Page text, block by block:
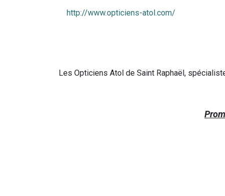
http://www.opticiens-atol.com/
Les Opticiens Atol de Saint Raphaël,